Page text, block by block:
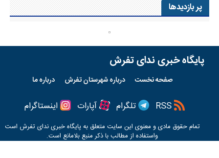
پر بازدیدها
پایگاه خبری ندای تفرش
صفحه نخست درباره شهرستان تفرش درباره ما
تلگرام آپارات اینستاگرام
تمام حقوق مادی و معنوی این سایت متعلق به پایگاه خبریندای تفرش است
واستفاده از مطالب با ذکر منبع بلامانع است.